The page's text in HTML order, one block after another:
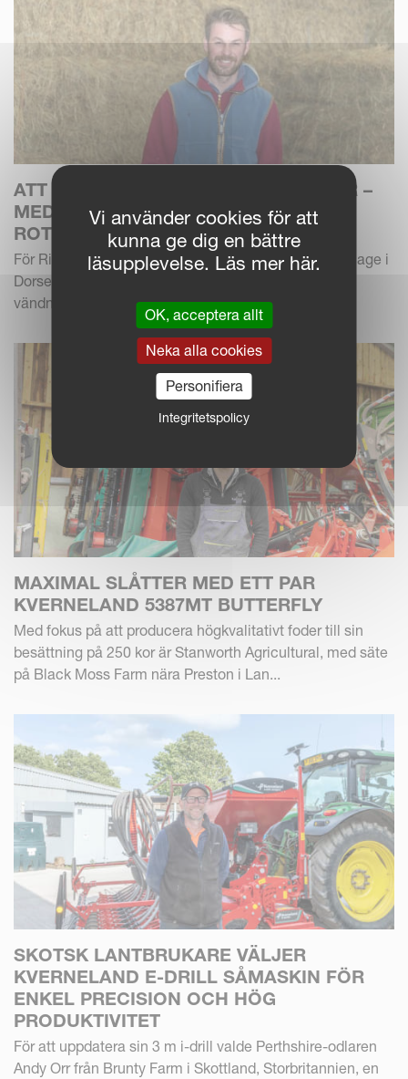
ATT PASSA PÅ MEDAN SOLEN SKINER –
MED EN KVERNELAND 85156C-
ROTORVÄNDARE
För Ridge Farm Fodder, en leverantör av hö och ensilage i
Dorset, England, är produktiviteten avgörande vid
vändningen. Men det handlar inte om att köra...
MAXIMAL SLÅTTER MED ETT PAR
KVERNELAND 5387MT BUTTERFLY
Med fokus på att producera högkvalitativt foder till sin
besättning på 250 kor är Stanworth Agricultural, med säte
på Black Moss Farm nära Preston i Lan...
SKOTSK LANTBRUKARE VÄLJER
KVERNELAND E-DRILL SÅMASKIN FÖR
ENKEL PRECISION OCH HÖG
PRODUKTIVITET
För att uppdatera sin 3 m i-drill valde Perthshire-odlaren
Andy Orr från Brunty Farm i Skottland, Storbritannien, en
Vi använder cookies för att
kunna ge dig en bättre
läsupplevelse. Läs mer här.
OK, acceptera allt
Neka alla cookies
Personifiera
Integritetspolicy